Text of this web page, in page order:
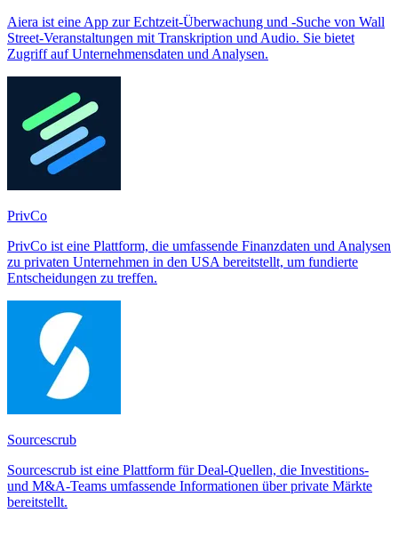
Aiera ist eine App zur Echtzeit-Überwachung und -Suche von Wall
Street-Veranstaltungen mit Transkription und Audio. Sie bietet
Zugriff auf Unternehmensdaten und Analysen.
PrivCo
PrivCo ist eine Plattform, die umfassende Finanzdaten und Analysen
zu privaten Unternehmen in den USA bereitstellt, um fundierte
Entscheidungen zu treffen.
Sourcescrub
Sourcescrub ist eine Plattform für Deal-Quellen, die Investitions-
und M&A-Teams umfassende Informationen über private Märkte
bereitstellt.